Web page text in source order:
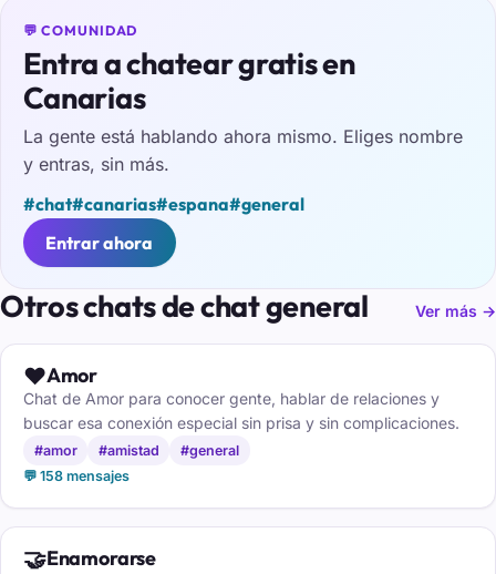
💬 COMUNIDAD
Entra a chatear gratis en
Canarias
La gente está hablando ahora mismo. Eliges nombre
y entras, sin más.
#chat#canarias#espana#general
Entrar ahora
Otros chats de chat general Ver más →
❤️Amor
Chat de Amor para conocer gente, hablar de relaciones y
buscar esa conexión especial sin prisa y sin complicaciones.
#amor #amistad
#general
💬 158 mensajes
🤝Enamorarse